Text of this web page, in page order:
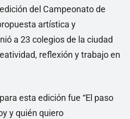
del Campeonato de
artística y
a 23 colegios de la ciudad
reflexión y trabajo en
esta edición fue “El paso
y quién quiero